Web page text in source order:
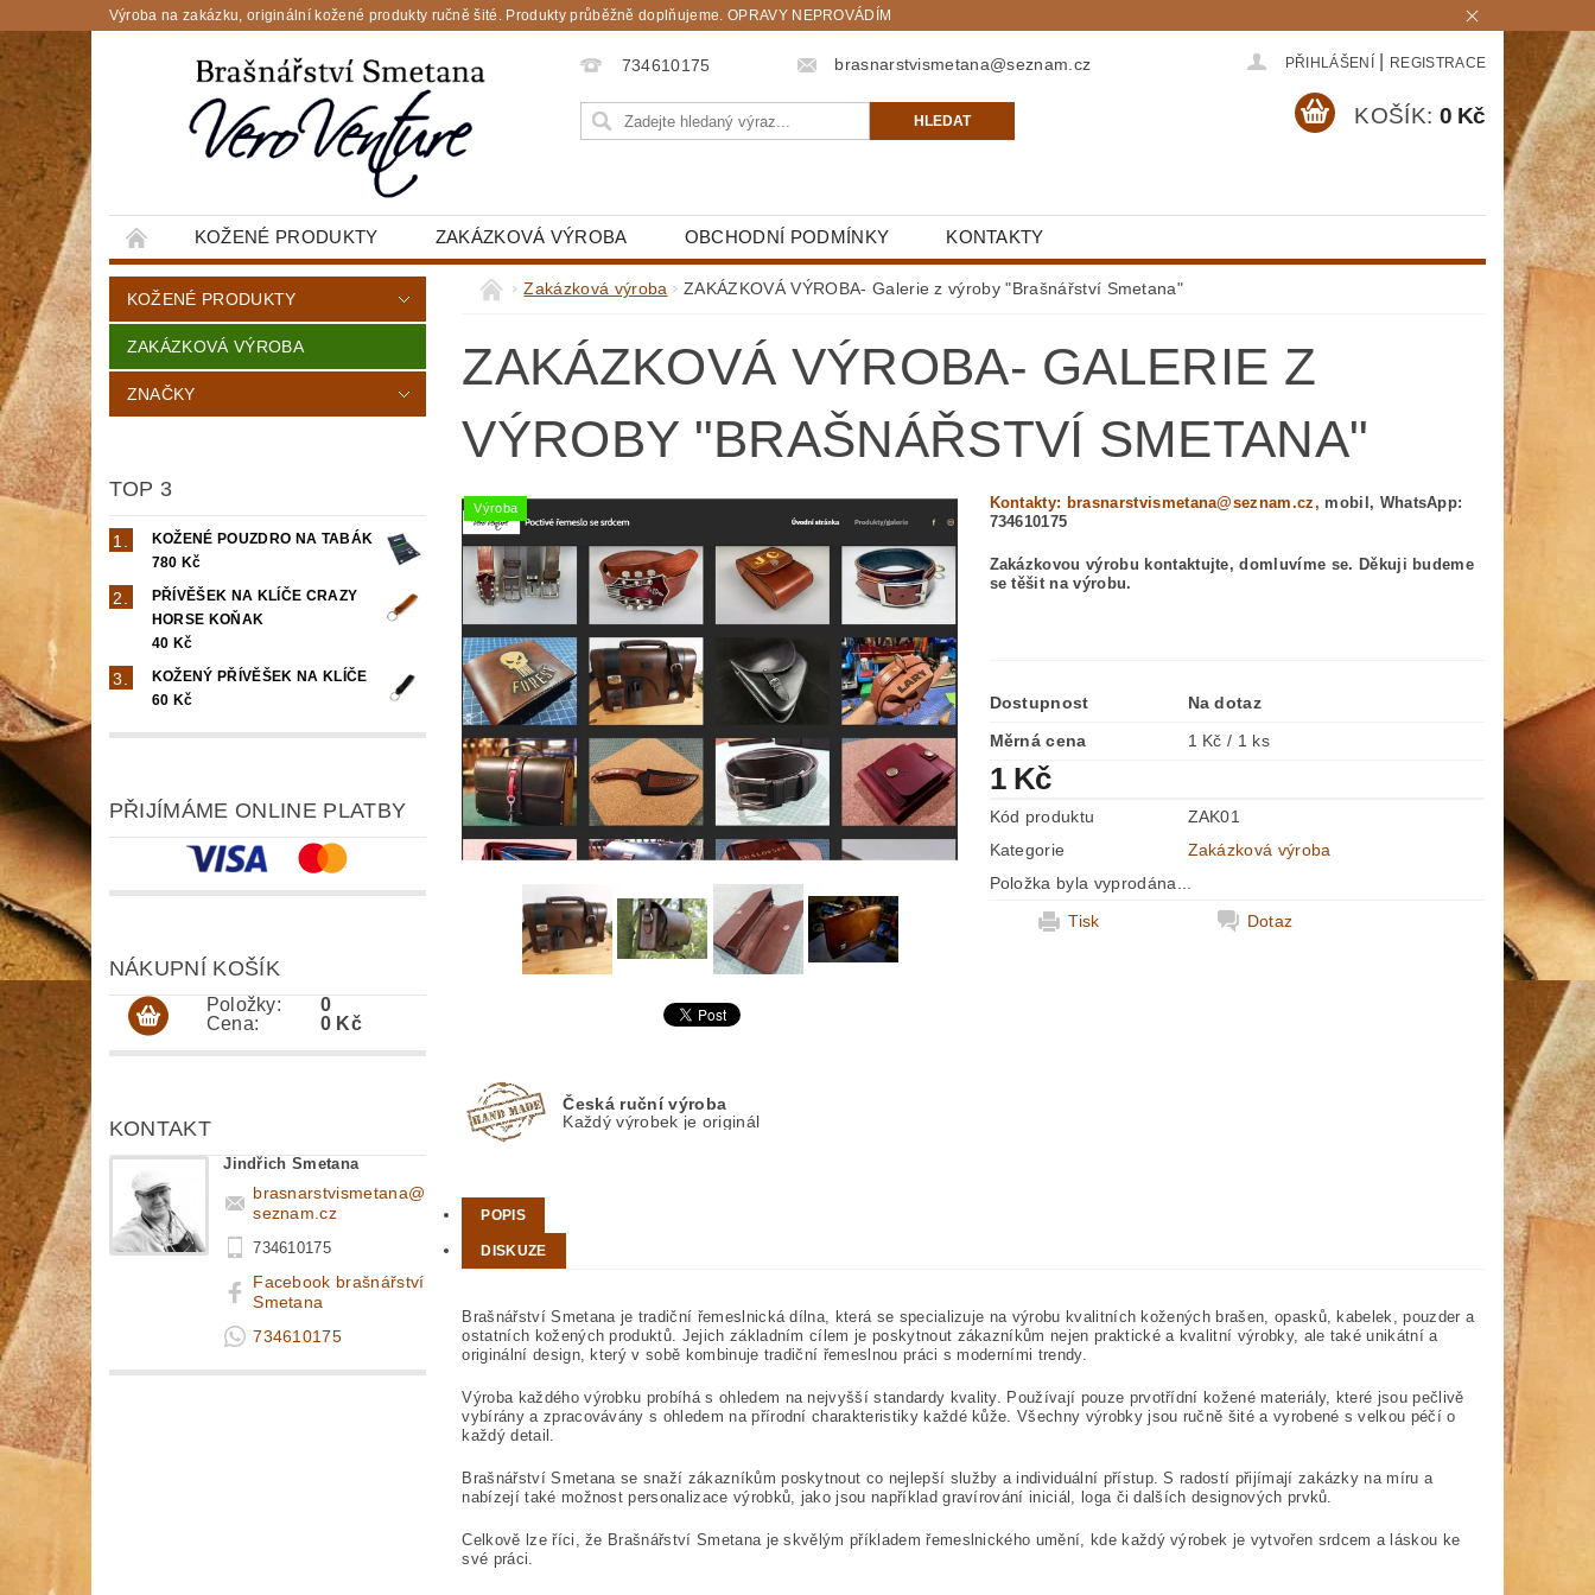
Výroba na zakázku, originální kožené produkty ručně šité. Produkty průběžně doplňujeme. OPRAVY NEPROVÁDÍM
734610175 brasnarstvismetana@seznam.cz PŘIHLÁŠENÍ REGISTRACE
KOŠÍK: 0 Kč
KOŽENÉ PRODUKTY ZAKÁZKOVÁ VÝROBA OBCHODNÍ PODMÍNKY KONTAKTY
KOŽENÉ PRODUKTY
ZAKÁZKOVÁ VÝROBA
ZNAČKY
TOP 3
KOŽENÉ POUZDRO NA TABÁK
780 Kč
PŘÍVĚŠEK NA KLÍČE CRAZY
HORSE KOŇAK
40 Kč
KOŽENÝ PŘÍVĚŠEK NA KLÍČE
60 Kč
PŘIJÍMÁME ONLINE PLATBY
NÁKUPNÍ KOŠÍK
Položky:
Cena:
0
0 Kč
KONTAKT
Jindřich Smetana
brasnarstvismetana@
seznam.cz
734610175
Facebook brašnářství
Smetana
734610175
Zakázková výroba ZAKÁZKOVÁ VÝROBA- Galerie z výroby "Brašnářství Smetana"
ZAKÁZKOVÁ VÝROBA- GALERIE Z
VÝROBY "BRAŠNÁŘSTVÍ SMETANA"
Výroba Kontakty: brasnarstvismetana@seznam.cz, mobil, WhatsApp:
734610175
Zakázkovou výrobu kontaktujte, domluvíme se. Děkuji budeme
se těšit na výrobu.
Dostupnost
Na dotaz
Měrná cena
1 Kč / 1 ks
1 Kč
Kód produktu
ZAK01
Kategorie
Zakázková výroba
Položka byla vyprodána...
Tisk
Dotaz
Česká ruční výroba
Každý výrobek je originál
POPIS
DISKUZE
Brašnářství Smetana je tradiční řemeslnická dílna, která se specializuje na výrobu kvalitních kožených brašen, opasků, kabelek, pouzder a
ostatních kožených produktů. Jejich základním cílem je poskytnout zákazníkům nejen praktické a kvalitní výrobky, ale také unikátní a
originální design, který v sobě kombinuje tradiční řemeslnou práci s moderními trendy.
Výroba každého výrobku probíhá s ohledem na nejvyšší standardy kvality. Používají pouze prvotřídní kožené materiály, které jsou pečlivě
vybírány a zpracovávány s ohledem na přírodní charakteristiky každé kůže. Všechny výrobky jsou ručně šité a vyrobené s velkou péčí o
každý detail.
Brašnářství Smetana se snaží zákazníkům poskytnout co nejlepší služby a individuální přístup. S radostí přijímají zakázky na míru a
nabízejí také možnost personalizace výrobků, jako jsou například gravírování iniciál, loga či dalších designových prvků.
Celkově lze říci, že Brašnářství Smetana je skvělým příkladem řemeslnického umění, kde každý výrobek je vytvořen srdcem a láskou ke
své práci.